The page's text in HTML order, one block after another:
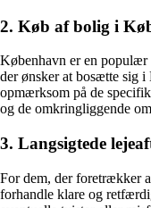
2. Køb af bolig i
København er en populær
der ønsker at bosætte sig
opmærksom på de
og de omkringliggende
3. Langsigtede
For dem, der foretrækker
forhandle klare og